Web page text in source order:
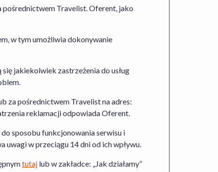
XII Wydział Gospodarczy
pośrednictwem Travelist. Oferent, jako
w tym umożliwia dokonywanie
jakiekolwiek zastrzeżenia do usług
za pośrednictwem Travelist na adres:
reklamacji odpowiada Oferent.
sposobu funkcjonowania serwisu i
uwagi w przeciągu 14 dni od ich wpływu.
tutaj lub w zakładce: „Jak działamy”